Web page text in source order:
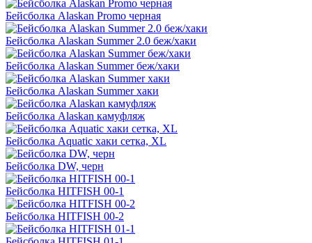
Бейсболка Alaskan Promo черная
Бейсболка Alaskan Summer 2.0 беж/хаки
Бейсболка Alaskan Summer беж/хаки
Бейсболка Alaskan Summer хаки
Бейсболка Alaskan камуфляж
Бейсболка Aquatic хаки сетка, XL
Бейсболка DW, черн
Бейсболка HITFISH 00-1
Бейсболка HITFISH 00-2